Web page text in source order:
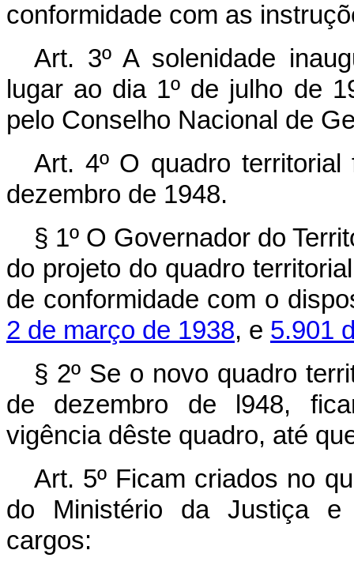
conformidade com as
Art. 3º A solenidade
lugar ao dia 1º de julho de
pelo Conselho Nacional de
Art. 4º O quadro
dezembro de 1948.
§ 1º O Governador do
do projeto do quadro
de conformidade com o
2 de março de 1938, e 5.901
§ 2º Se o novo quadro
de dezembro de l948,
vigência dêste quadro, até
Art. 5º Ficam criados no
do Ministério da Justiça e
cargos: